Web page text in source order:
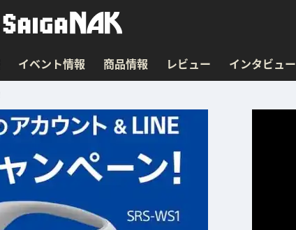
イベント情報 商品情報 レビュー インタビュー